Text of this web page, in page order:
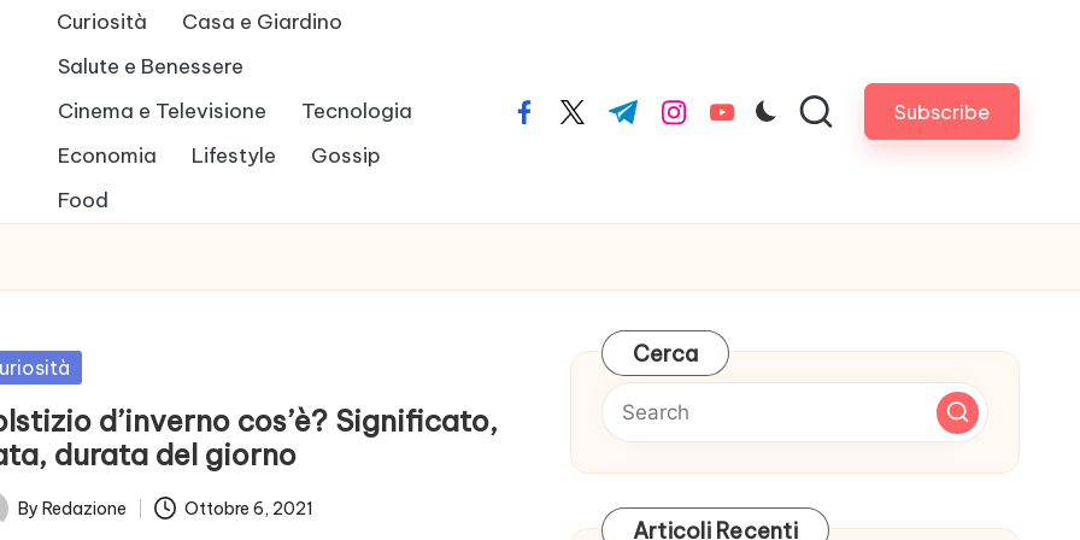
Curiosità
Casa e Giardino
Salute e Benessere
Cinema e Televisione
Tecnologia
Economia
Lifestyle
Gossip
Food
facebook.com
twitter.com
t.me instagram.com
youtube.com Subscribe
d’inverno cos’è? Significato,
durata del giorno
By Redazione Ottobre 6, 2021
Cerca
Articoli Recenti